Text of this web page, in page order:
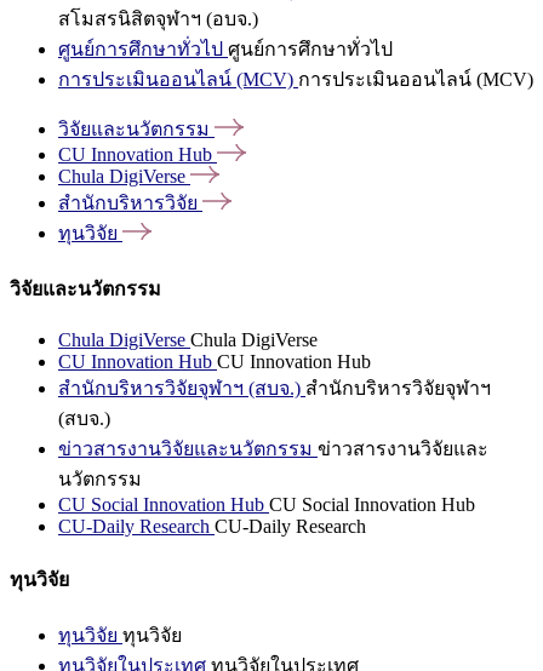
สโมสรนิสิตจุฬาฯ (อบจ.)
ศูนย์การศึกษาทั่วไป ศูนย์การศึกษาทั่วไป
การประเมินออนไลน์ (MCV) การประเมินออนไลน์ (MCV)
วิจัยและนวัตกรรม
CU Innovation Hub
Chula DigiVerse
สำนักบริหารวิจัย
ทุนวิจัย
วิจัยและนวัตกรรม
Chula DigiVerse Chula DigiVerse
CU Innovation Hub CU Innovation Hub
สำนักบริหารวิจัยจุฬาฯ (สบจ.) สำนักบริหารวิจัยจุฬาฯ
(สบจ.)
ข่าวสารงานวิจัยและนวัตกรรม ข่าวสารงานวิจัยและ
นวัตกรรม
CU Social Innovation Hub CU Social Innovation Hub
CU-Daily Research CU-Daily Research
ทุนวิจัย
ทุนวิจัย ทุนวิจัย
ทุนวิจัยในประเทศ ทุนวิจัยในประเทศ